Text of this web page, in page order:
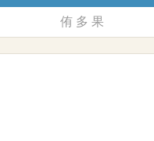
侑 多 果